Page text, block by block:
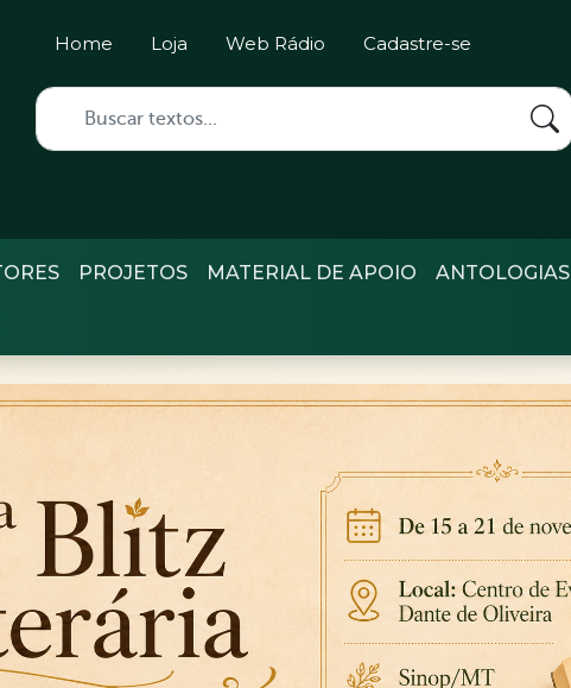
Home Loja Web Rádio Cadastre-se
PROJETOS MATERIAL DE APOIO ANTOLOGIAS